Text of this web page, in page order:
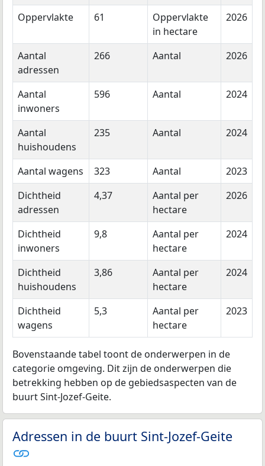
Oppervlakte 61
Oppervlakte
in hectare
2026
Aantal
adressen
266 Aantal 2026
Aantal
inwoners
596 Aantal 2024
Aantal
huishoudens
235 Aantal 2024
Aantal wagens 323 Aantal
2023
Dichtheid
adressen
4,37
Aantal per
hectare
2026
Dichtheid
inwoners
9,8
Aantal per
hectare
2024
Dichtheid
huishoudens
3,86
Aantal per
hectare
2024
Dichtheid
wagens
5,3
Aantal per
hectare
2023
Bovenstaande tabel toont de onderwerpen in de
categorie omgeving. Dit zijn de onderwerpen die
betrekking hebben op de gebiedsaspecten van de
buurt Sint-Jozef-Geite.
Adressen in de buurt Sint-Jozef-Geite